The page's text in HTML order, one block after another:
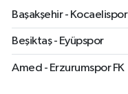
Başakşehir - Kocaelispor
Beşiktaş - Eyüpspor
Amed - Erzurumspor FK